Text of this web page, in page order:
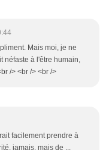
Mais moi, je ne
néfaste à l'être humain,
/> <br /> <br />
facilement prendre à
jamais, mais de ...